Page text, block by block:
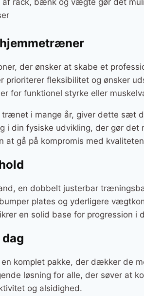
af rack, bænk og vægte gør det
der ønsker at skabe et
prioriterer fleksibilitet og ønsker
for funktionel styrke eller
i mange år, giver dette sæt
i din fysiske udvikling, der gør
at gå på kompromis med
en dobbelt justerbar
plates og yderligere
en solid base for progression i
komplet pakke, der dækker de
løsning for alle, der søver at
og alsidighed.